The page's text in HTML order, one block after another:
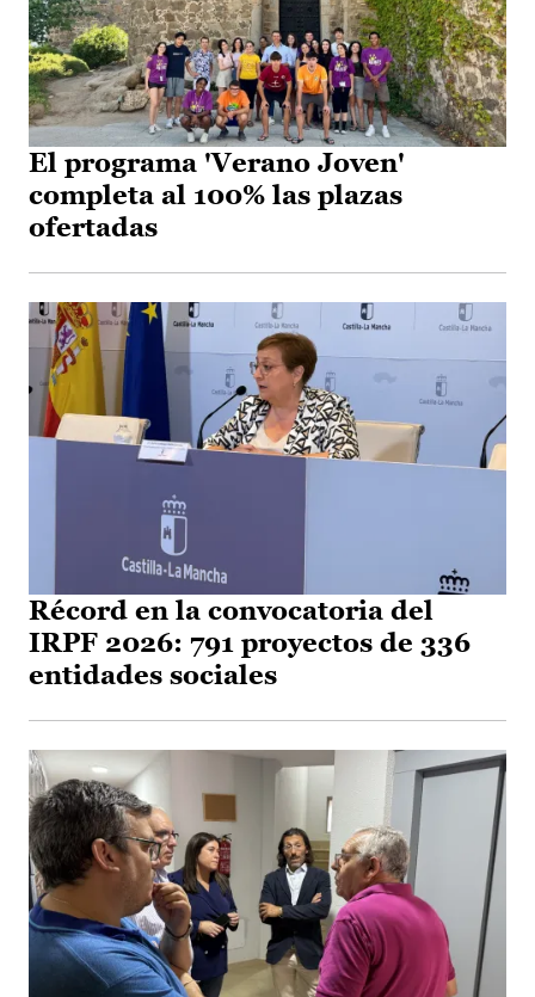
El programa 'Verano Joven'
completa al 100% las plazas
ofertadas
Récord en la convocatoria del
IRPF 2026: 791 proyectos de 336
entidades sociales